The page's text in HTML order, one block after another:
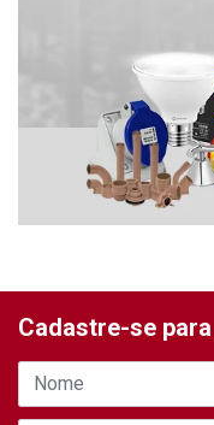
Cadastre-se